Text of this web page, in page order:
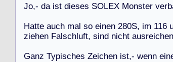
Jo,- da ist dieses SOLEX Monster verb
Hatte auch mal so einen 280S, im 116
ziehen Falschluft, sind nicht ausreichen
Ganz Typisches Zeichen ist,- wenn ein